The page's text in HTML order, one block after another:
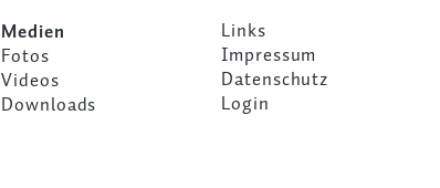
Medien
Fotos
Videos
Downloads
Links
Impressum
Datenschutz
Login